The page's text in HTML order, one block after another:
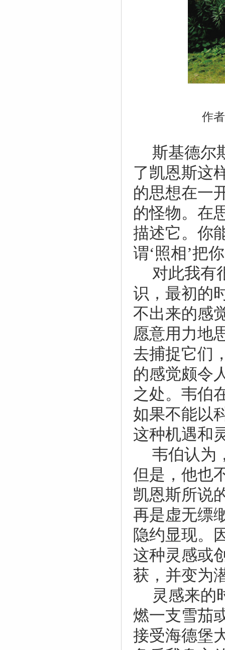
作者
斯基德尔
了凯恩斯这
的思想在一
的怪物。在
描述它。你
谓‘照相’把
对此我有
识，最初的
不出来的感
愿意用力地
去捕捉它们
的感觉颇令
之处。韦伯
如果不能以
这种机遇和
韦伯认为
但是，他也
凯恩斯所说
再是虚无缥
隐约显现。
这种灵感或
获，并变为
灵感来的
燃一支雪茄
接受海德堡